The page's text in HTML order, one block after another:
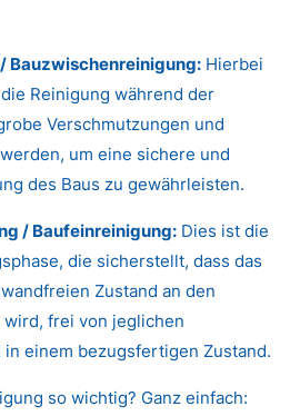
Bauzwischenreinigung: Hierbei
Reinigung während der
Verschmutzungen und
um eine sichere und
des Baus zu gewährleisten.
/ Baufeinreinigung: Dies ist die
die sicherstellt, dass das
Zustand an den
frei von jeglichen
einem bezugsfertigen Zustand.
so wichtig? Ganz einfach: